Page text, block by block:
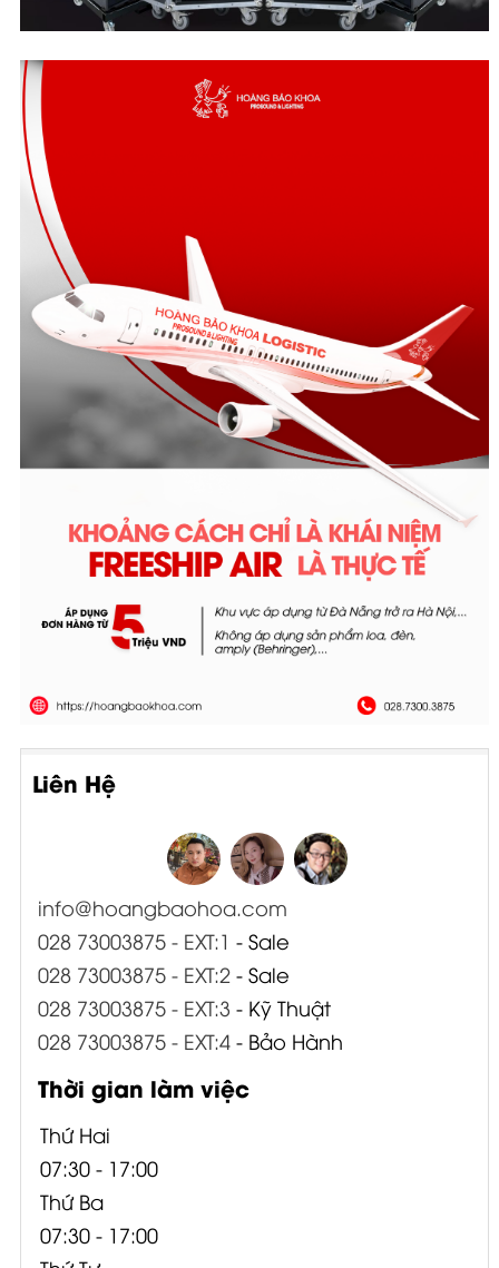
Liên Hệ
info@hoangbaohoa.com
028 73003875 - EXT:1 - Sale
028 73003875 - EXT:2- Sale
028 73003875 - EXT:3 - Kỹ Thuật
028 73003875 - EXT:4- Bảo Hành
Thời gian làm việc
Thứ Hai
07:30 - 17:00
Thứ Ba
07:30 - 17:00